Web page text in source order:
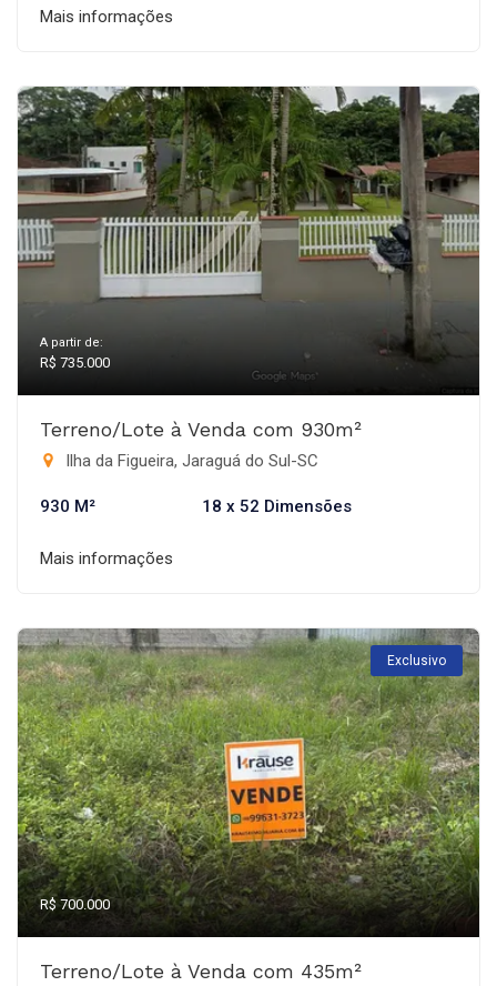
Mais informações
A partir de:
R$ 735.000
Terreno/Lote à Venda com 930m²
Ilha da Figueira, Jaraguá do Sul-SC
930 M² 18 x 52 Dimensões
Mais informações
Exclusivo
R$ 700.000
Terreno/Lote à Venda com 435m²